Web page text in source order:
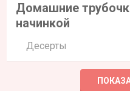
Домашние
начинкой
Десерты